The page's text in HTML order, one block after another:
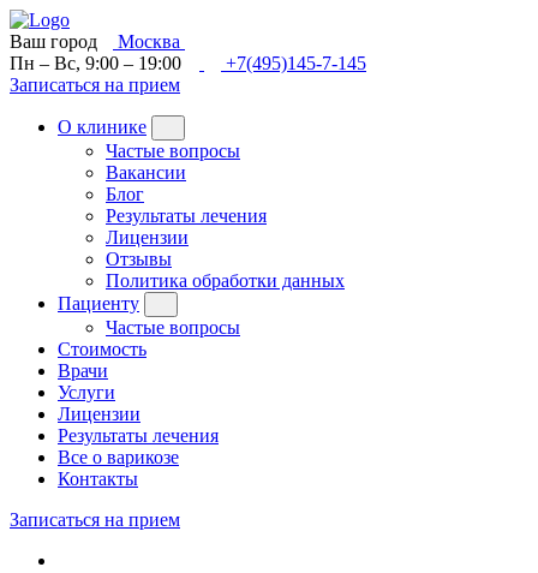
Ваш город
Москва
Пн – Вс, 9:00 – 19:00
+7(495)145-7-145
Записаться на прием
О клинике
Частые вопросы
Вакансии
Блог
Результаты лечения
Лицензии
Отзывы
Политика обработки данных
Пациенту
Частые вопросы
Стоимость
Врачи
Услуги
Лицензии
Результаты лечения
Все о варикозе
Контакты
Записаться на прием